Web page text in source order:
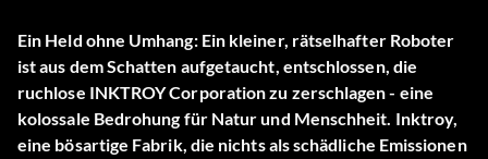
Ein Held ohne Umhang: Ein kleiner, rätselhafter Roboter
ist aus dem Schatten aufgetaucht, entschlossen, die
ruchlose INKTROY Corporation zu zerschlagen - eine
kolossale Bedrohung für Natur und Menschheit. Inktroy,
eine bösartige Fabrik, die nichts als schädliche Emissionen